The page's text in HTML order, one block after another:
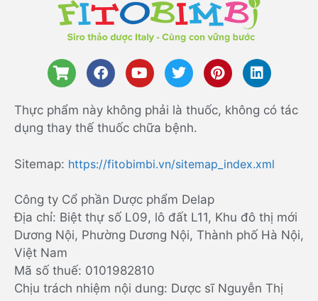
Thực phẩm này không phải là thuốc, không có tác
dụng thay thế thuốc chữa bệnh.
Sitemap: https://fitobimbi.vn/sitemap_index.xml
Công ty Cổ phần Dược phẩm Delap
Địa chỉ: Biệt thự số L09, lô đất L11, Khu đô thị mới
Dương Nội, Phường Dương Nội, Thành phố Hà Nội,
Việt Nam
Mã số thuế: 0101982810
Chịu trách nhiệm nội dung: Dược sĩ Nguyễn Thị